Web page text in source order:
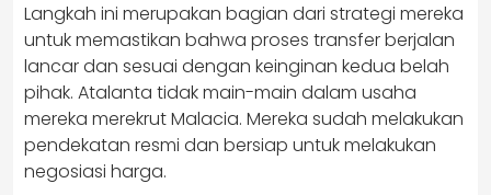
Langkah ini merupakan bagian dari strategi mereka
untuk memastikan bahwa proses transfer berjalan
lancar dan sesuai dengan keinginan kedua belah
pihak. Atalanta tidak main-main dalam usaha
mereka merekrut Malacia. Mereka sudah melakukan
pendekatan resmi dan bersiap untuk melakukan
negosiasi harga.